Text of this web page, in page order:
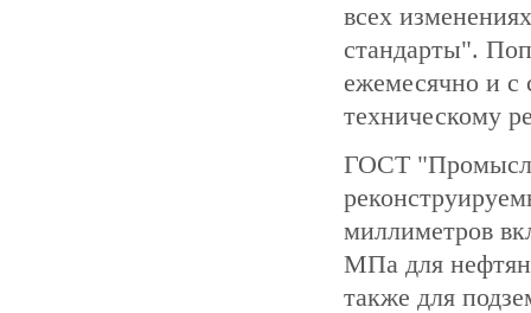
всех
стандарты".
ежемесячно и с
техническому
ГОСТ
миллиметров
МПа для
также для